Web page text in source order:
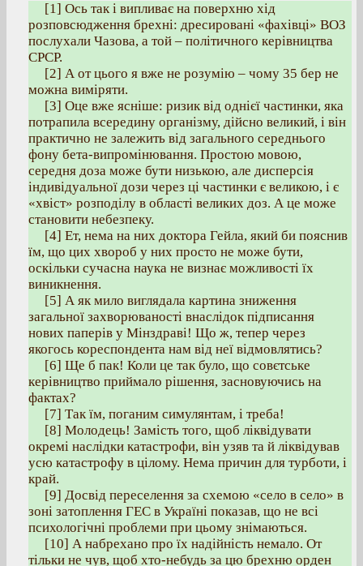
[1] Ось так і випливає на поверхню хід
розповсюдження брехні: дресировані «фахівці» ВОЗ
послухали Чазова, а той – політичного керівництва
СРСР.
[2] А от цього я вже не розумію – чому 35 бер не
можна виміряти.
[3] Оце вже ясніше: ризик від однієї частинки, яка
потрапила всередину організму, дійсно великий, і він
практично не залежить від загального середнього
фону бета-випромінювання. Простою мовою,
середня доза може бути низькою, але дисперсія
індивідуальної дози через ці частинки є великою, і є
«хвіст» розподілу в області великих доз. А це може
становити небезпеку.
[4] Ет, нема на них доктора Гейла, який би пояснив
їм, що цих хвороб у них просто не може бути,
оскільки сучасна наука не визнає можливості їх
виникнення.
[5] А як мило виглядала картина зниження
загальної захворюваності внаслідок підписання
нових паперів у Мінздраві! Що ж, тепер через
якогось кореспондента нам від неї відмовлятись?
[6] Ще б пак! Коли це так було, що совєтське
керівництво приймало рішення, засновуючись на
фактах?
[7] Так їм, поганим симулянтам, і треба!
[8] Молодець! Замість того, щоб ліквідувати
окремі наслідки катастрофи, він узяв та й ліквідував
усю катастрофу в цілому. Нема причин для турботи, і
край.
[9] Досвід переселення за схемою «село в село» в
зоні затоплення ГЕС в Україні показав, що не всі
психологічні проблеми при цьому знімаються.
[10] А набрехано про їх надійність немало. От
тільки не чув, щоб хто-небудь за цю брехню орден